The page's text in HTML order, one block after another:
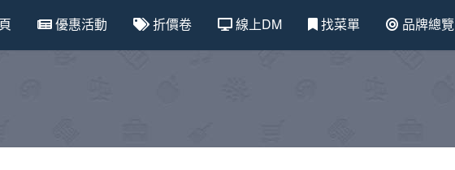
優惠活動 折價卷 線上DM 找菜單 品牌總覽